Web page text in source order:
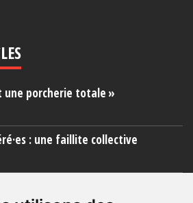
une porcherie totale »
: une faillite collective
: témoignage de familles sur les